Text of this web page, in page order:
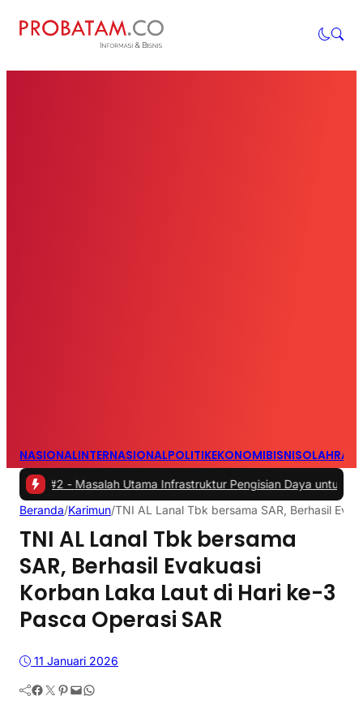
NASIONALINTERNASIONALPOLITIKEKONOMIBISNIS
Masalah Utama Infrastruktur Pengisian Daya untuk Mobil Listrik
Beranda/Karimun/TNI AL Lanal Tbk bersama SAR, Berhasil
TNI AL Lanal Tbk bersama
SAR, Berhasil Evakuasi
Korban Laka Laut di Hari ke-3
Pasca Operasi SAR
11 Januari 2026
Facebook Twitter Pinterest Mail WhatsApp